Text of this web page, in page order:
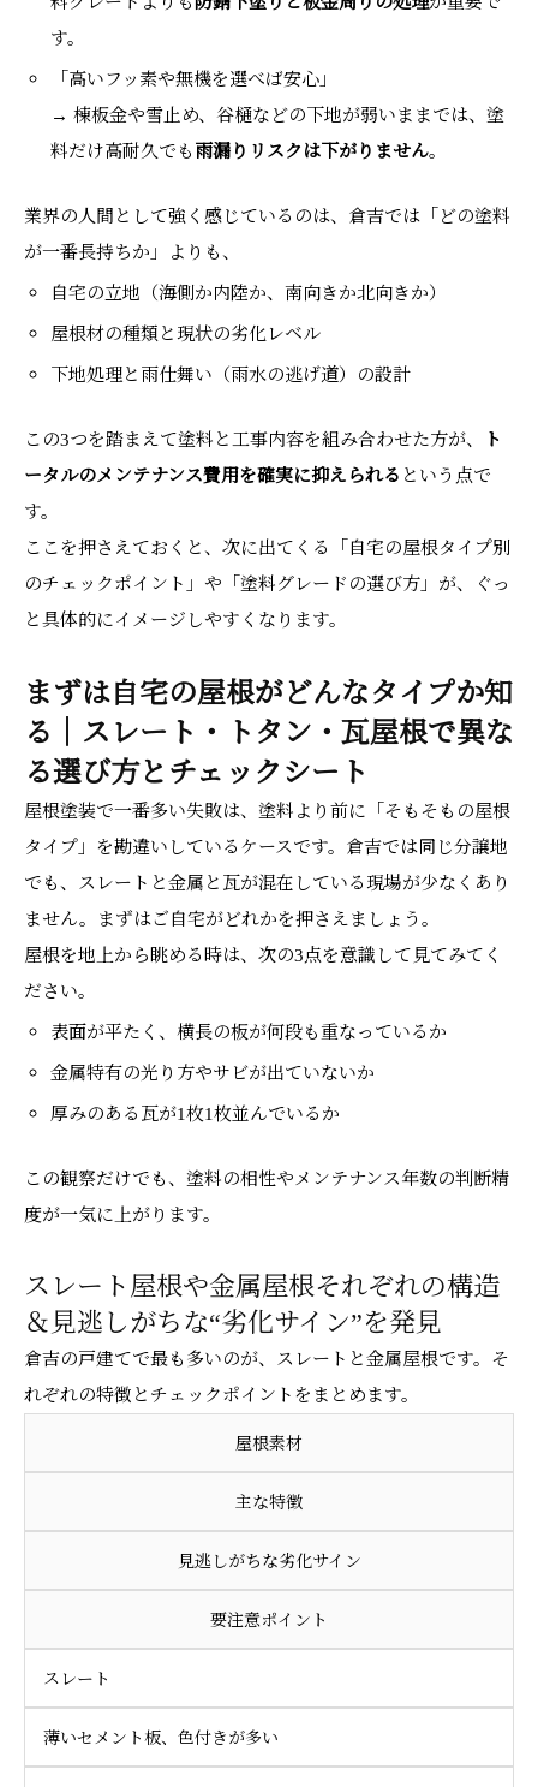
す。
「高いフッ素や無機を選べば安心」
→ 棟板金や雪止め、谷樋などの下地が弱いままでは、塗
料だけ高耐久でも 雨漏りリスクは下がりません。
業界の人間として強く感じているのは、倉吉では「どの塗料
が一番長持ちか」よりも、
自宅の立地（海側か内陸か、南向きか北向きか）
屋根材の種類と現状の劣化レベル
下地処理と雨仕舞い（雨水の逃げ道）の設計
この3つを踏まえて塗料と工事内容を組み合わせた方が、
ト
ータルのメンテナンス費用を確実に抑えられる という点で
す。
ここを押さえておくと、次に出てくる「自宅の屋根タイプ別
のチェックポイント」や「塗料グレードの選び方」が、ぐっ
と具体的にイメージしやすくなります。
まずは自宅の屋根がどんなタイプか知
る｜スレート・トタン・瓦屋根で異な
る選び方とチェックシート
屋根塗装で一番多い失敗は、塗料より前に「そもそもの屋根
タイプ」を勘違いしているケースです。倉吉では同じ分譲地
でも、スレートと金属と瓦が混在している現場が少なくあり
ません。まずはご自宅がどれかを押さえましょう。
屋根を地上から眺める時は、次の3点を意識して見てみてく
ださい。
表面が平たく、横長の板が何段も重なっているか
金属特有の光り方やサビが出ていないか
厚みのある瓦が1枚1枚並んでいるか
この観察だけでも、塗料の相性やメンテナンス年数の判断精
度が一気に上がります。
スレート屋根や金属屋根それぞれの構造
＆見逃しがちな“劣化サイン”を発見
倉吉の戸建てで最も多いのが、スレートと金属屋根です。そ
れぞれの特徴とチェックポイントをまとめます。
屋根素材
主な特徴
見逃しがちな劣化サイン
要注意ポイント
スレート
薄いセメント板、色付きが多い